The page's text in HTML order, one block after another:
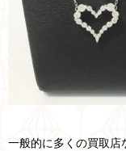
一般的に多くの買取店